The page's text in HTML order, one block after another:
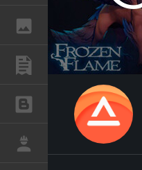
ГАЛЕРЕЯ
ПУБЛИКАЦИИ
БЛОГИ